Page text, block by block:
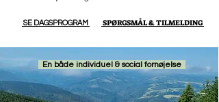
SE DAGSPROGRAM SPØRGSMÅL & TILMELDING
En både individuel & social fornøjelse